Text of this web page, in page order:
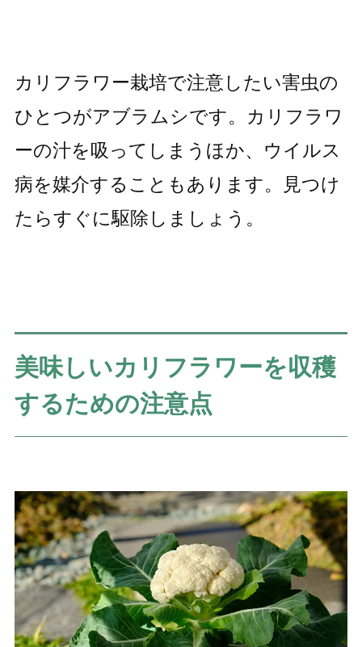
カリフラワー栽培で注意したい害虫の
ひとつがアブラムシです。カリフラワ
ーの汁を吸ってしまうほか、ウイルス
病を媒介することもあります。見つけ
たらすぐに駆除しましょう。
美味しいカリフラワーを収穫
するための注意点